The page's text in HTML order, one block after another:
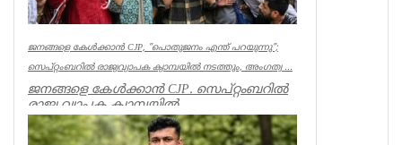
ജനങ്ങളെ കേൾക്കാൻ CJP, ”പൊതുജനം എന്ത് പറയുന്നു”;
സെപ്റ്റംബറിൽ രാജ്യവ്യാപക ക്യാമ്പയിൽ നടത്തും, അംഗത്വ ...
ജനങ്ങളെ കേൾക്കാൻ CJP. സെപ്റ്റംബറിൽ
രാജ്യ വ്യാപക ക്യാമ്പയിൽ
നടത്തും.”പൊതുജനം എന്ത് പറയുന്നു” എന്ന
പേ...